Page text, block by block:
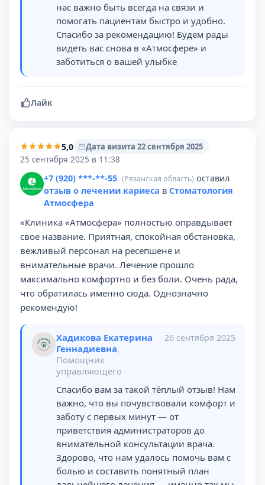
нас важно быть всегда на связи и
помогать пациентам быстро и удобно.
Спасибо за рекомендацию! Будем рады
видеть вас снова в «Атмосфере» и
заботиться о вашей улыбке
Лайк
5,0
Дата визита 22 сентября 2025
25 сентября 2025 в 11:38
+7 (920) ***-**-55 (Рязанская область) оставил
отзыв о лечении кариеса в Стоматология
Атмосфера
«Клиника «Атмосфера» полностью оправдывает
свое название. Приятная, спокойная обстановка,
вежливый персонал на ресепшене и
внимательные врачи. Лечение прошло
максимально комфортно и без боли. Очень рада,
что обратилась именно сюда. Однозначно
рекомендую!
Хадикова Екатерина
Геннадиевна,
Помощник
управляющего
26 сентября 2025
Спасибо вам за такой тёплый отзыв! Нам
важно, что вы почувствовали комфорт и
заботу с первых минут — от
приветствия администраторов до
внимательной консультации врача.
Здорово, что нам удалось помочь вам с
болью и составить понятный план